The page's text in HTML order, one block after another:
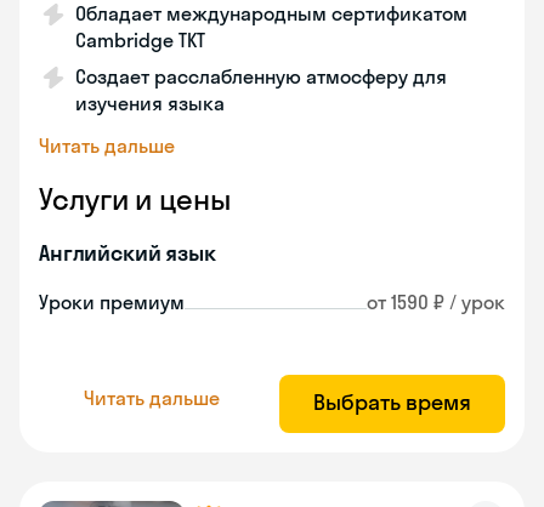
Обладает международным сертификатом
Cambridge TKT
Создает расслабленную атмосферу для
изучения языка
Читать дальше
Услуги и цены
Английский язык
Уроки премиум от 1590 ₽ / урок
Читать дальше Выбрать время